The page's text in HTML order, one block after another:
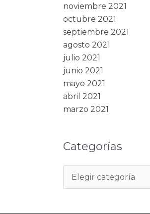
noviembre 2021
octubre 2021
septiembre 2021
agosto 2021
julio 2021
junio 2021
mayo 2021
abril 2021
marzo 2021
Categorías